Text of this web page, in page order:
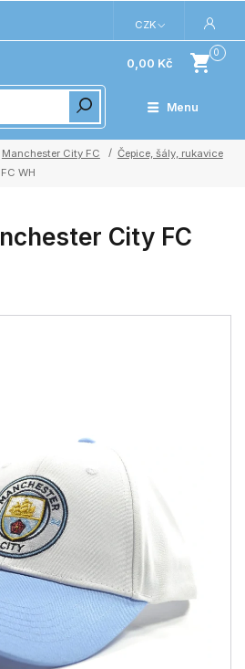
Menu
CZK
0
0,00 Kč
Manchester City FC
Čepice, šály, rukavice
WH
City FC